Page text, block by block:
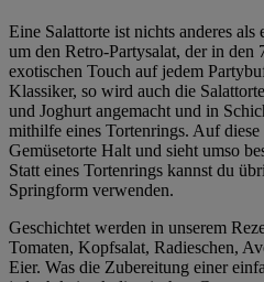
Eine Salattorte ist nichts anderes als
um den Retro-Partysalat, der in den
exotischen Touch auf jedem
Klassiker, so wird auch die
und Joghurt angemacht und in
mithilfe eines Tortenrings. Auf
Gemüsetorte Halt und sieht umso
Statt eines Tortenrings kannst du
Springform verwenden.
Geschichtet werden in unserem
Tomaten, Kopfsalat, Radieschen,
Eier. Was die Zubereitung einer